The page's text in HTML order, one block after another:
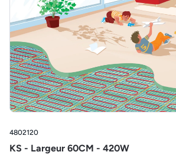
4802120
KS - Largeur 60CM - 420W